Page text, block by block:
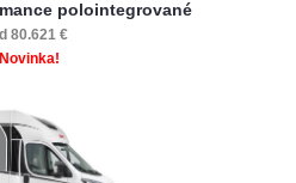
polointegrované
80.621 €
Novinka!